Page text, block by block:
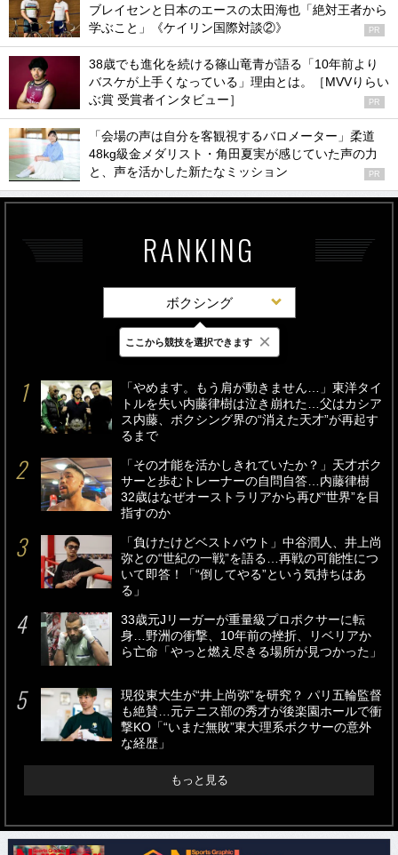
ブレイセンと日本のエースの太田海也「絶対王者から
学ぶこと」《ケイリン国際対談②》
PR
38歳でも進化を続ける篠山竜青が語る「10年前より
バスケが上手くなっている」理由とは。［MVVりらい
ぶ賞 受賞者インタビュー］
PR
「会場の声は自分を客観視するバロメーター」柔道
48kg級金メダリスト・角田夏実が感じていた声の力
と、声を活かした新たなミッション
PR
RANKING
ボクシング
最新 24時間 週間
「やめます。もう肩が動きません…」東洋タイ
トルを失い内藤律樹は泣き崩れた…父はカシア
ス内藤、ボクシング界の“消えた天才”が再起す
るまで
「その才能を活かしきれていたか？」天才ボク
サーと歩むトレーナーの自問自答…内藤律樹
32歳はなぜオーストラリアから再び“世界”を目
指すのか
「負けたけどベストバウト」中谷潤人、井上尚
弥との“世紀の一戦”を語る…再戦の可能性につ
いて即答！「“倒してやる”という気持ちはあ
る」
33歳元Jリーガーが重量級プロボクサーに転
身…野洲の衝撃、10年前の挫折、リベリアか
ら亡命「やっと燃え尽きる場所が見つかった」
現役東大生が“井上尚弥”を研究？ パリ五輪監督
も絶賛…元テニス部の秀才が後楽園ホールで衝
撃KO「“いまだ無敗”東大理系ボクサーの意外
な経歴」
もっと見る
ここから競技を選択できます ×